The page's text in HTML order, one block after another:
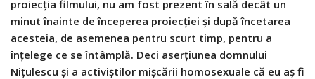
proiecţia filmului, nu am fost prezent în sală decât un
minut înainte de începerea proiecţiei şi după încetarea
acesteia, de asemenea pentru scurt timp, pentru a
înţelege ce se întâmplă. Deci aserţiunea domnului
Niţulescu şi a activiştilor mişcării homosexuale că eu aş fi